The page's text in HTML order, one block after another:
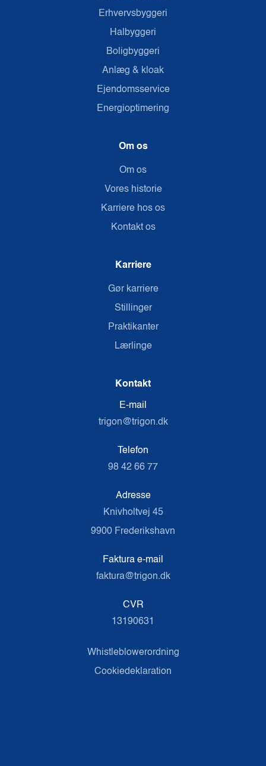
Erhvervsbyggeri
Halbyggeri
Boligbyggeri
Anlæg & kloak
Ejendomsservice
Energioptimering
Om os
Om os
Vores historie
Karriere hos os
Kontakt os
Karriere
Gør karriere
Stillinger
Praktikanter
Lærlinge
Kontakt
E-mail
trigon@trigon.dk
Telefon
98 42 66 77
Adresse
Knivholtvej 45
9900 Frederikshavn
Faktura e-mail
faktura@trigon.dk
CVR
13190631
Whistleblowerordning
Cookiedeklaration